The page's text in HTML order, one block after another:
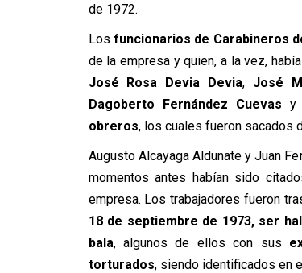
de 1972.
Los funcionarios de Carabineros
de la empresa y quien, a la vez,
José Rosa Devia Devia, José
Dagoberto Fernández Cuevas y
obreros, los cuales fueron sacados
Augusto Alcayaga Aldunate y Juan
momentos antes habían sido
empresa. Los trabajadores fueron
18 de septiembre de 1973, ser
bala, algunos de ellos con sus
torturados, siendo identificados en